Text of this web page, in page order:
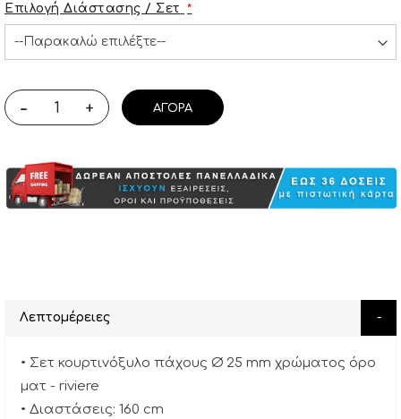
Επιλογή Διάστασης / Σετ
- + ΑΓΟΡΆ
Λεπτομέρειες
• Σετ κουρτινόξυλο πάχους Ø 25 mm χρώματος όρο
ματ - riviere
• Διαστάσεις: 160 cm